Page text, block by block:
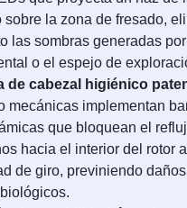
sobre la zona de fresado,
las sombras generadas
o el espejo de
de cabezal higiénico
mecánicas implementan
que bloquean el
hacia el interior del rotor
de giro, previniendo